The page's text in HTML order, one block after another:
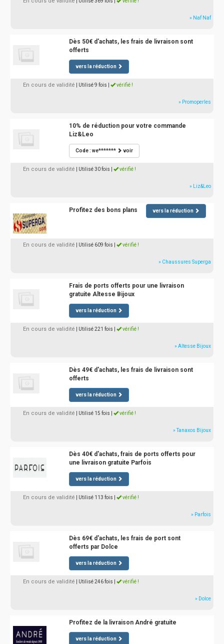
» Naf Naf
Dès 50€ d'achats, les frais de livraison sont
offerts
vers la réduction
En cours de validité | Utilisé 9 fois vérifié !
» Promoperles
10% de réduction pour votre commande
Liz&Leo
Code : we******* voir
En cours de validité | Utilisé 30 fois vérifié !
» Liz&Leo
Profitez des bons plans vers la réduction
En cours de validité | Utilisé 609 fois vérifié !
» Chaussures Superga
Frais de ports offerts pour une livraison
gratuite Altesse Bijoux
vers la réduction
En cours de validité | Utilisé 221 fois vérifié !
» Altesse Bijoux
Dès 49€ d'achats, les frais de livraison sont
offerts
vers la réduction
En cours de validité | Utilisé 15 fois vérifié !
» Tanaxos Bijoux
Dès 40€ d'achats, frais de ports offerts pour
une livraison gratuite Parfois
vers la réduction
En cours de validité | Utilisé 113 fois vérifié !
» Parfois
Dès 69€ d'achats, les frais de port sont
offerts par Dolce
vers la réduction
En cours de validité | Utilisé 246 fois vérifié !
» Dolce
Profitez de la livraison André gratuite
vers la réduction